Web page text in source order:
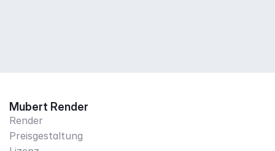
Mubert Render
Render
Preisgestaltung